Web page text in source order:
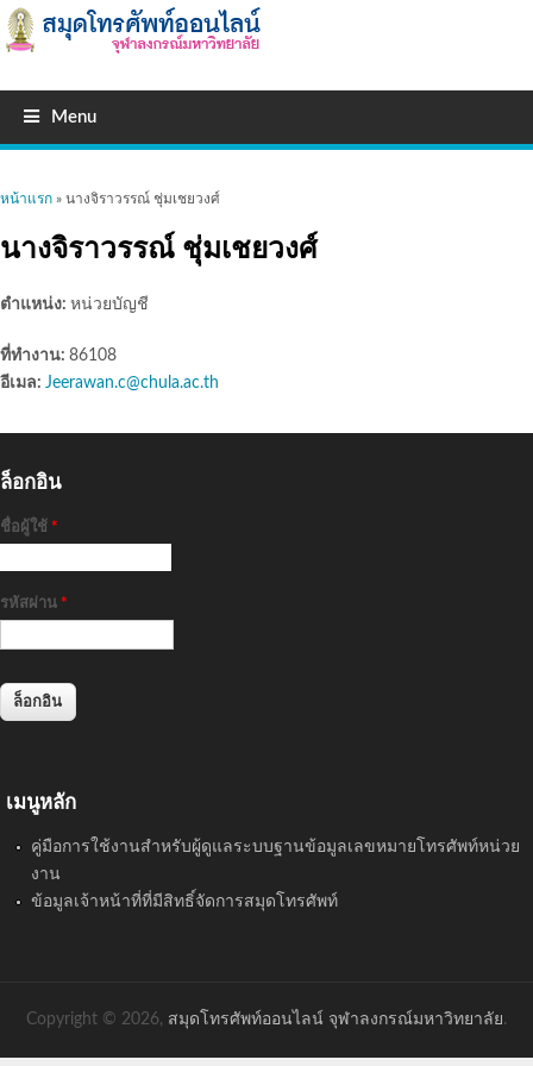
Menu
คุณอยู่ที่นี่
หน้าแรก » นางจิราวรรณ์ ชุ่มเชยวงศ์
นางจิราวรรณ์ ชุ่มเชยวงศ์
ตำแหน่ง: หน่วยบัญชี
ที่ทำงาน: 86108
อีเมล: Jeerawan.c@chula.ac.th
ล็อกอิน
ชื่อผู้ใช้ *
รหัสผ่าน *
เมนูหลัก
คู่มือการใช้งานสำหรับผู้ดูแลระบบฐานข้อมูลเลขหมายโทรศัพท์หน่วย
งาน
ข้อมูลเจ้าหน้าที่ที่มีสิทธิ์จัดการสมุดโทรศัพท์
Copyright © 2026, สมุดโทรศัพท์ออนไลน์ จุฬาลงกรณ์มหาวิทยาลัย.